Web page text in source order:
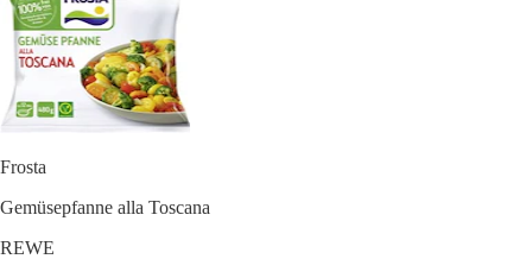
Frosta
Gemüsepfanne alla Toscana
REWE